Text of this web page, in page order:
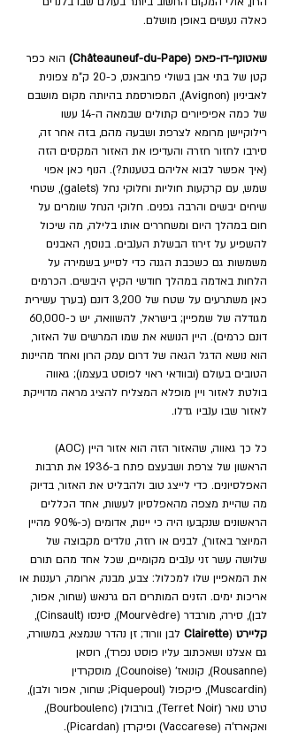
כאלה נעשים באופן מושלם.
שאטונף-דו-פאפ (Châteauneuf-du-Pape)
הוא כפר
קטן של בתי אבן בשולי פרובאנס, כ-20 ק"מ צפונית
לאביניון (Avignon), המפורסמת בהיותה מקום מושבם
של כמה אפיפיורים קתולים שבמאה ה-14 עשו
רילוקיישן מרומא לצרפת ושבעה מהם, בזה אחר זה,
סירבו לחזור חזרה והעדיפו את האזור המקסים הזה
(איך אפשר לבוא אליהם בטענות?). הנוף כאן אפוי
שמש, עם קרקעות חוליות וחלוקי נחל (galets), שטחי
שיחים יבשים והרבה גפנים. חלוקי הנחל שומרים על
חום במהלך היום ומשחררים אותו בלילה, מה שיכול
להשפיע על זירוז הבשלת הענבים. בנוסף, האבנים
משמשות גם כשכבת הגנה כדי לסייע בשמירה על
הלחות באדמה במהלך חודשי הקיץ היבשים. הכרמים
כאן משתרעים על שטח של 3,200 דונם (בערך עשירית
דונם כרמים). היין הנושא את שמו המרשים של האזור,
הוא נושא הדגל הגאה של דרום עמק הרון ואחד מהיינות
הטובים בעולם (ובוודאי ראוי לפוסט בעצמו); גאווה
בולטת לאזור ויין מופלא המצליח להציג מראה מדוייקת
לאזור שבו ענביו גדלו.
כל כך גאווה, שהאזור הזה הוא אזור היין (AOC)
הראשון של צרפת ושבעצם פתח ב-1936 את תרבות
האפלסיונים. כדי לייצג טוב ולהבליט את האזור, בדיוק
מה שהיית מצפה מהאפלסיון לעשות, אחד הכללים
הראשונים שנקבעו היה כי יינות, אדומים (כ-90% מהיין
המיוצר באזור), לבנים או רוזה, נולדים מקבוצה של
שלושה עשר זני ענבים מקומיים, שכל אחד מהם תורם
את המאפיין שלו למכלול: צבע, מבנה, ארומה, רעננות או
אריכות ימים. הזנים המותרים הם גרנאש (שחור, אפור,
לבן), סירה, מורבדר (Mourvèdre), סינסו (Cinsault
),
קליירט (
Clairette לבן וורוד; זן נהדר שנמצא, במשורה,
גם אצלנו ושאכתוב עליו פוסט נפרד), רוסאן
(Rousanne), קונואז' (Counoise), מוסקרדין
(Muscardin), פיקפול (Piquepoul; שחור, אפור ולבן),
טרט נואר (Terret Noir), בורבולן (Bourboulenc),
ואקארז'ה (Vaccarese) ופיקרדן (Picardan).